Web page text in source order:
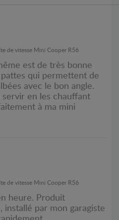
de vitesse Mini Cooper R56
est de très bonne
qui permettent de
avec le bon angle.
en les chauffant
à ma mini
de vitesse Mini Cooper R56
heure. Produit
par mon garagiste